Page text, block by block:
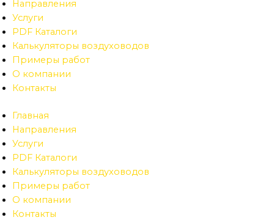
Направления
Услуги
PDF Каталоги
Калькуляторы воздуховодов
Примеры работ
О компании
Контакты
Главная
Направления
Услуги
PDF Каталоги
Калькуляторы воздуховодов
Примеры работ
О компании
Контакты